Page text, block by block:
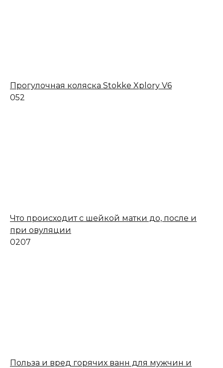
Прогулочная коляска Stokke Xplory V6
052
Что происходит с шейкой матки до, после и
при овуляции
0207
Польза и вред горячих ванн для мужчин и